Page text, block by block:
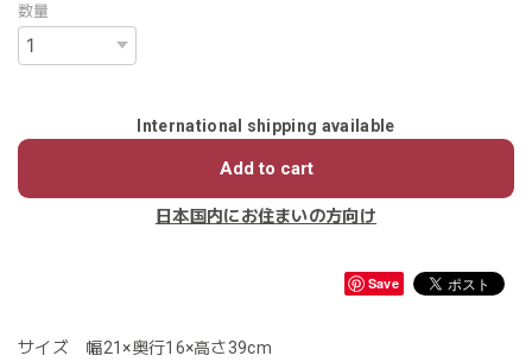
数量
International shipping available
Add to cart
日本国内にお住まいの方向け
Save
サイズ 幅21×奥行16×高さ39cm